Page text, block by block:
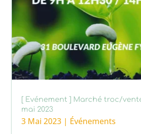
[ Evénement ] Marché troc/
mai 2023
3 Mai 2023 | Événements